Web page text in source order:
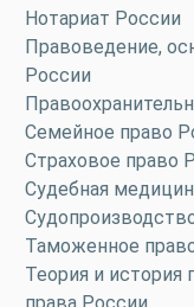
Нотариат России
Правоведение,
России
Семейное право
Страховое право
Судебная
Таможенное
Теория и история